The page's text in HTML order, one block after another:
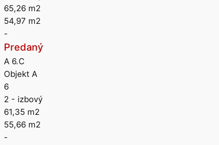
65,26 m2
54,97 m2
-
Predaný
A 6.C
Objekt A
6
2 - izbový
61,35 m2
55,66 m2
-